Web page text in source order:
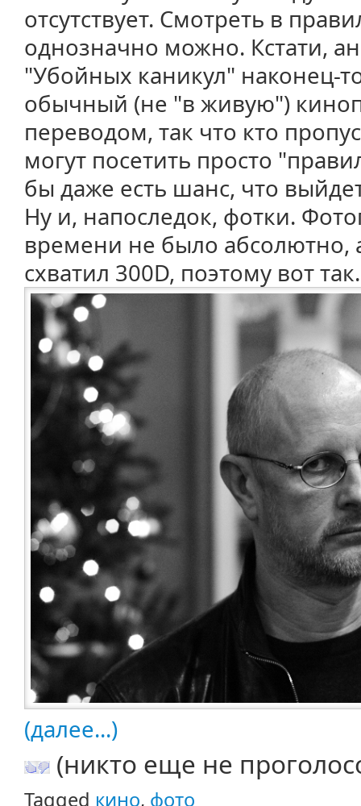
отсутствует. Смотреть в
однозначно можно. Кстати,
"Убойных каникул" наконец-
обычный (не "в живую")
переводом, так что кто
могут посетить просто
бы даже есть шанс, что
Ну и, напоследок, фотки.
времени не было абсолютно,
схватил 300D, поэтому вот так.
(далее...)
(никто еще не
Tagged кино, фото